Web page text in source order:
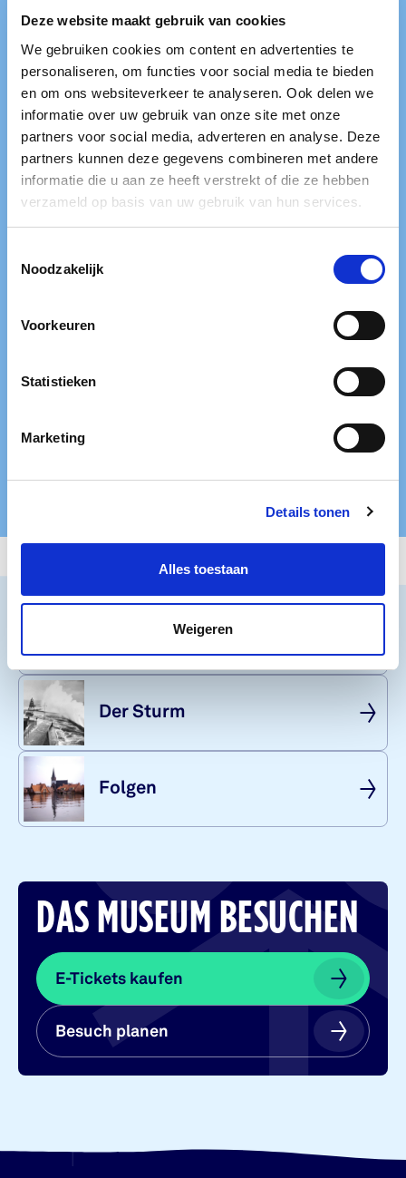
Deze website maakt gebruik van cookies
We gebruiken cookies om content en advertenties te
personaliseren, om functies voor social media te bieden
en om ons websiteverkeer te analyseren. Ook delen we
informatie over uw gebruik van onze site met onze
partners voor social media, adverteren en analyse. Deze
partners kunnen deze gegevens combineren met andere
informatie die u aan ze heeft verstrekt of die ze hebben
verzameld op basis van uw gebruik van hun services.
Noodzakelijk
Voorkeuren
Statistieken
Marketing
Details tonen
Alles toestaan
Weigeren
Das Wasser kommt immer
wieder!
Hier erfahren Sie nicht nur die Geschichte der
Flutkatastrophe, sondern auch, wie Menschen in den
Niederlanden und auf der ganzen Welt Tag und Nacht
machen sie das?
Erstellen Sie Ihre eigenen Polder und Dämme, sehen
Ihnen mehr über den fortwährenden Kampf gegen das
Der Sturm
Fol­gen
DAS MUSEUM BESUCHEN
E-Tickets kaufen
E-Tickets kaufen
Besuch planen
Besuch planen